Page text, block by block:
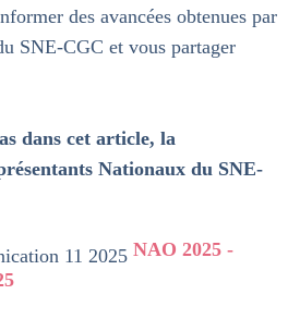
des avancées obtenues par
SNE-CGC et vous partager
dans cet article, la
Nationaux du SNE-
NAO 2025 -